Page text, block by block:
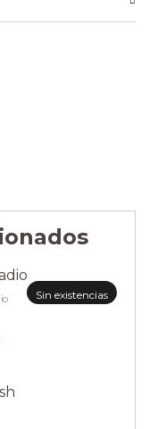
Sin existencias
El
es: